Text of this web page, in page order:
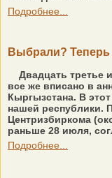
Подробнее...
Выбрали?
Двадцать третье
все же вписано в
Кыргызстана. В
нашей республики.
Центризбиркома
раньше 28 июля,
Подробнее...